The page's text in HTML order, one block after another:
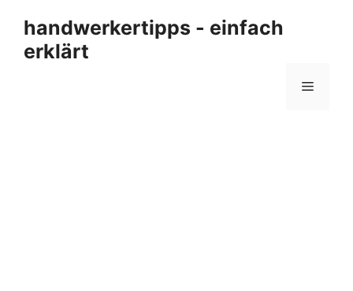
Inhalt
springen
handwerkertipps - einfach
erklärt
Menü